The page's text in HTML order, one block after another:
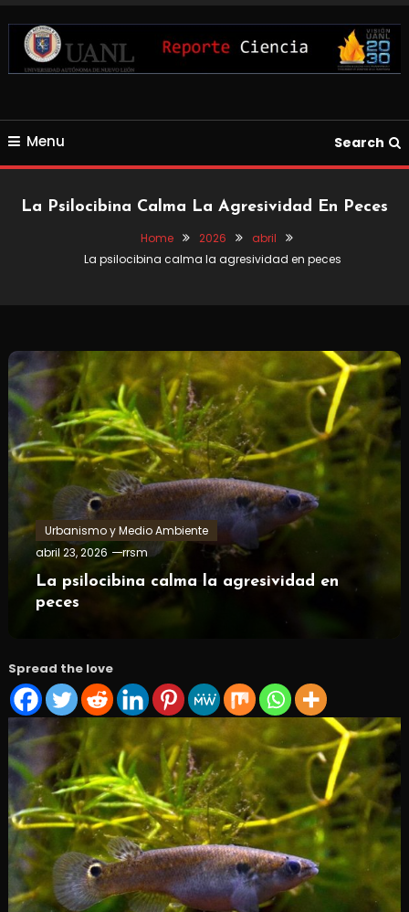
Content
Menu Search
La Psilocibina Calma La Agresividad En Peces
Home 2026
abril
La psilocibina calma la agresividad en peces
Urbanismo y Medio Ambiente
abril 23, 2026
rrsm
La psilocibina calma la agresividad en
peces
Spread the love